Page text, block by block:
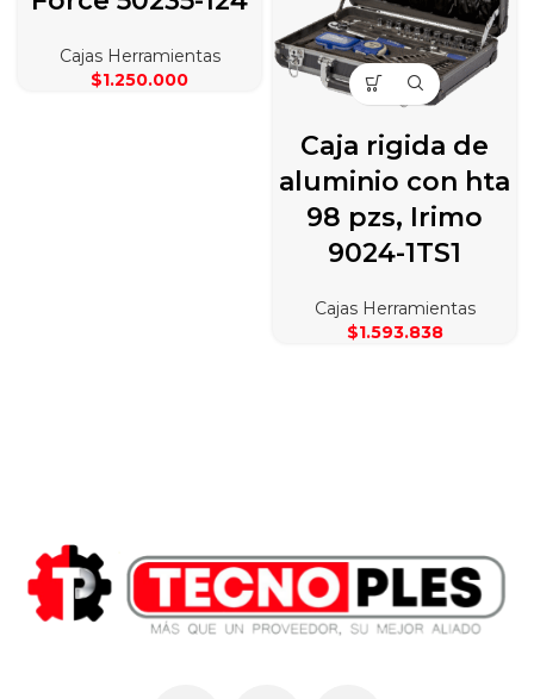
Cajas Herramientas
$1.250.000
Caja rigida de
aluminio con hta
98 pzs, Irimo
9024-1TS1
Cajas Herramientas
$1.593.838